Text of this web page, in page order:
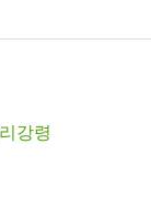
강령